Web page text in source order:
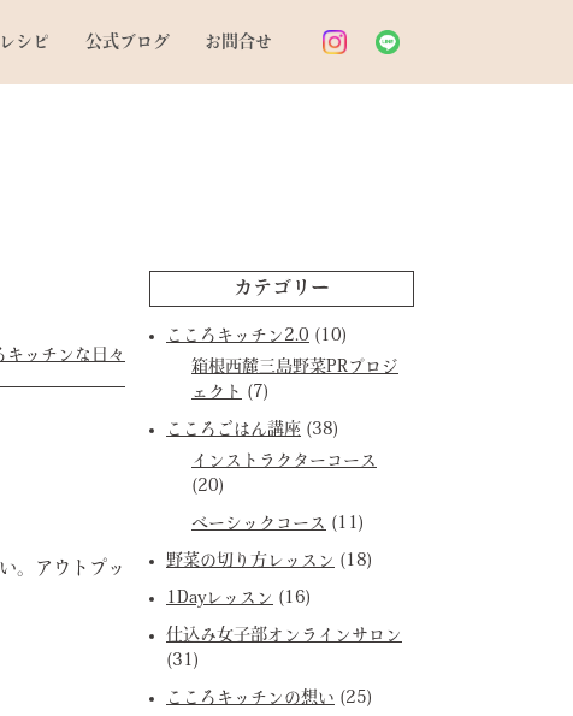
シピ 公式ブログ お問合せ
キッチンな日々
。アウトプッ
カテゴリー
こころキッチン2.0 (10)
箱根西麓三島野菜PRプロジ
ェクト (7)
こころごはん講座 (38)
インストラクターコース
(20)
ベーシックコース (11)
野菜の切り方レッスン (18)
1Dayレッスン (16)
仕込み女子部オンラインサロン
(31)
こころキッチンの想い (25)